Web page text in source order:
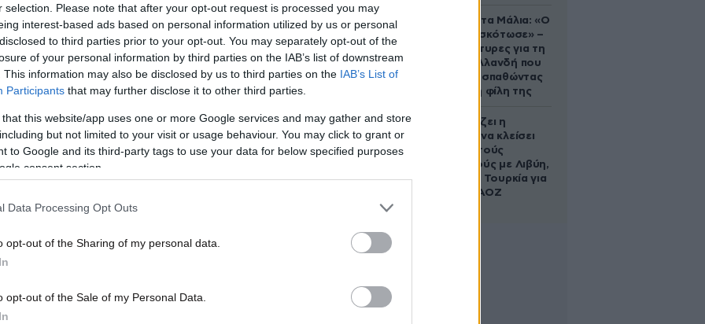
selection. Please note that after your opt-out request is processed you may
interest-based ads based on personal information utilized by us or personal
to third parties prior to your opt-out. You may separately opt-out of the
of your personal information by third parties on the IAB’s list of downstream
This information may also be disclosed by us to third parties on the IAB’s List of
Participants that may further disclose it to other third parties.
that this website/app uses one or more Google services and may gather and store
but not limited to your visit or usage behaviour. You may click to grant or
to Google and its third-party tags to use your data for below specified purposes
consent section.
Data Processing Opt Outs
opt-out of the Sharing of my personal data.
opt-out of the Sale of my Personal Data.
καλοκαίρι, θα ξεκινήσει την
τους αγαπημένους ηθοποιούς του
και σύντροφός του.
Τραγωδία στα Μάλια: «Ο
πανικός τη σκότωσε» –
Τι λένε μάρτυρες για τη
42χρονη Ολλανδή που
πνίγηκε προσπαθώντας
να σώσει τη φίλη της
Πώς σχεδιάζει η
κυβέρνηση να κλείσει
τους ανοιχτούς
λογαριασμούς με Λιβύη,
Αλβανία και Τουρκία για
τη χάραξη ΑΟΖ